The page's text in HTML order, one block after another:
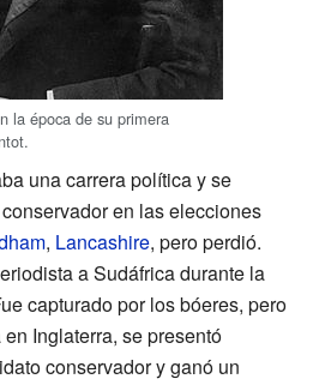
la época de su primera
una carrera política y se
en las elecciones
, Lancashire, pero perdió.
a Sudáfrica durante la
capturado por los bóeres, pero
Inglaterra, se presentó
conservador y ganó un